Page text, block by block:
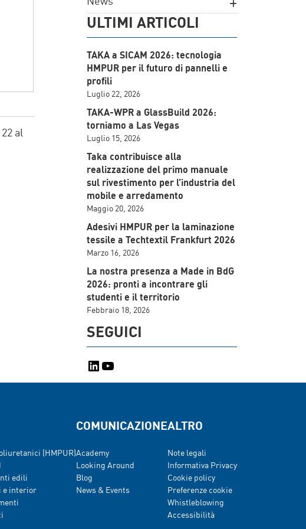
al
ULTIMI ARTICOLI
TAKA a SICAM 2026: tecnologia
HMPUR per il futuro di pannelli e
profili
Luglio 22, 2026
TAKA-WPR a GlassBuild 2026:
torniamo a Las Vegas
Luglio 15, 2026
Taka contribuisce alla
realizzazione del primo manuale
sul rivestimento per l’industria del
mobile e arredamento
Maggio 20, 2026
Adesivi HMPUR per la laminazione
tessile a Techtextil Frankfurt 2026
Marzo 16, 2026
La nostra presenza a Made in BdG
2026: pronti a incontrare gli
studenti e il territorio
Febbraio 18, 2026
SEGUICI
LinkedIn
YouTube
(HMPUR)
edili
e interior
COMUNICAZIONE
Academy
Looking Around
Blog
News & Events
ALTRO
Note legali
Informativa Privacy
Cookie policy
Preferenze cookie
Whistleblowing
Accessibilità